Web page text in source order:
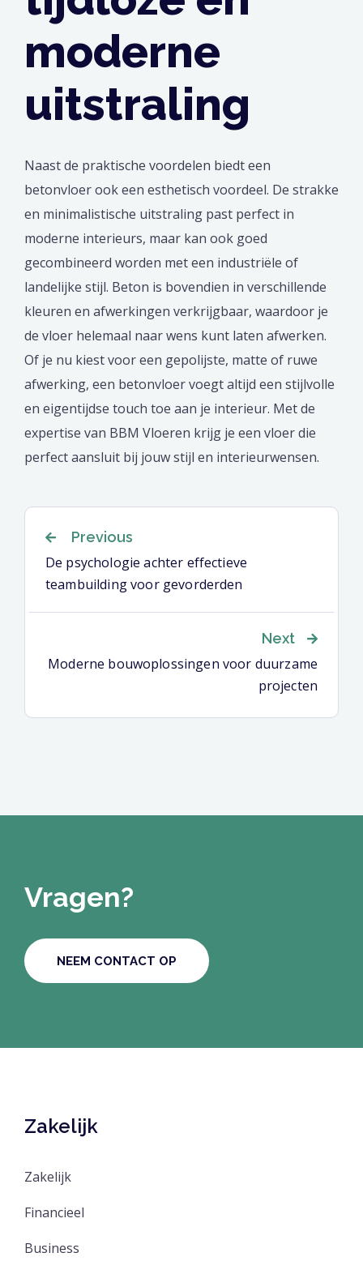
moderne
uitstraling
Naast de praktische voordelen biedt een
betonvloer ook een esthetisch voordeel. De strakke
en minimalistische uitstraling past perfect in
moderne interieurs, maar kan ook goed
gecombineerd worden met een industriële of
landelijke stijl. Beton is bovendien in verschillende
kleuren en afwerkingen verkrijgbaar, waardoor je
de vloer helemaal naar wens kunt laten afwerken.
Of je nu kiest voor een gepolijste, matte of ruwe
afwerking, een betonvloer voegt altijd een stijlvolle
en eigentijdse touch toe aan je interieur. Met de
expertise van BBM Vloeren krijg je een vloer die
perfect aansluit bij jouw stijl en interieurwensen.
Previous
De psychologie achter effectieve
teambuilding voor gevorderden
Next
Moderne bouwoplossingen voor duurzame
projecten
Zakelijk
Zakelijk
Financieel
Business
Vragen?
NEEM CONTACT OP